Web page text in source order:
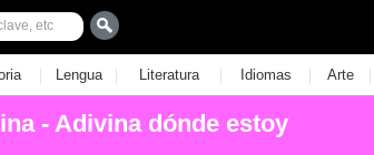
| Lengua | Literatura | Idiomas | Arte |
- Adivina dónde estoy